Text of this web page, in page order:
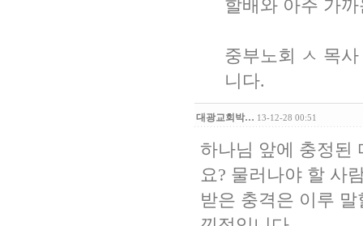
할배와 아주 가
중부노회 ㅅ 목
니다.
대광교회박… 13-12-28 00:51
하나님 앞에 충정된
요? 물러나야 할 사
받은 충격은 이루